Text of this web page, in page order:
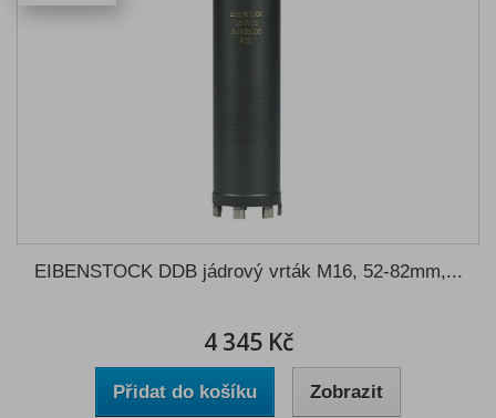
EIBENSTOCK DDB jádrový vrták M16, 52-82mm,...
4 345 Kč
Přidat do košíku Zobrazit